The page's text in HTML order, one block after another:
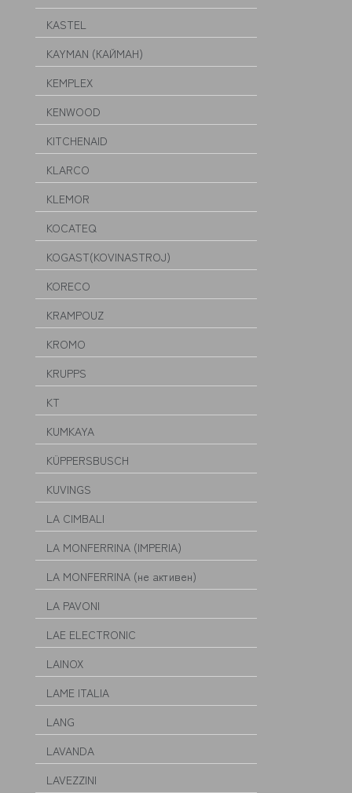
KASTEL
KAYMAN (КАЙМАН)
KEMPLEX
KENWOOD
KITCHENAID
KLARCO
KLEMOR
KOCATEQ
KOGAST(KOVINASTROJ)
KORECO
KRAMPOUZ
KROMO
KRUPPS
KT
KUMKAYA
KÜPPERSBUSCH
KUVINGS
LA CIMBALI
LA MONFERRINA (IMPERIA)
LA MONFERRINA (не активен)
LA PAVONI
LAE ELECTRONIC
LAINOX
LAME ITALIA
LANG
LAVANDA
LAVEZZINI